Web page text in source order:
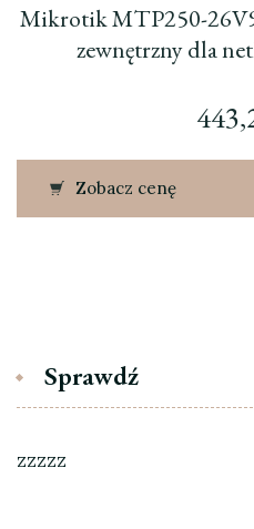
Mikrotik MTP250-
zewnętrzny dla
Zobacz cenę
Sprawdź
zzzzz